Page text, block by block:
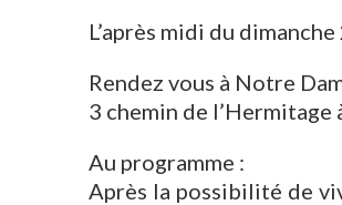
L’après midi du
Rendez vous à Notre
3 chemin de l’Hermitage
Au programme :
Après la possibilité de